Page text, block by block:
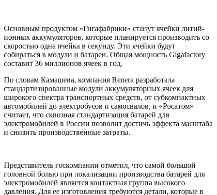
Основным продуктом «Гигафабрики» станут ячейки литий-
ионных аккумуляторов, которые планируется производить со
скоростью одна ячейка в секунду. Эти ячейки будут
собираться в модули и батареи. Общая мощность Gigafactory
составит 36 миллионов ячеек в год.
По словам Камашева, компания Renera разработала
стандартизированные модули аккумуляторных ячеек для
широкого спектра транспортных средств, от субкомпактных
автомобилей до электробусов и самосвалов, и «Росатом»
считает, что сквозная стандартизация батарей для
электромобилей в России позволит достичь эффекта масштаба
и снизить производственные затраты.
Представитель госкомпании отметил, что самой большой
головной болью при локализации производства батарей для
электромобилей является контактная группа высокого
давления. Для ее изготовления требуются детали, которые в